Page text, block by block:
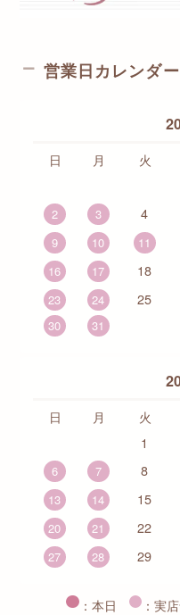
営業日カレンダー
日 月 火
2 3 4
9
10 11
16
17 18
23 24 25
30 31
日 月 火
1
6 7 8
13 14 15
20 21 22
27 28 29
：本日 ：実